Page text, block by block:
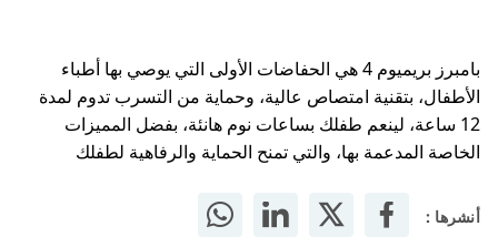
بامبرز بريميوم 4 هي الحفاضات الأولى التي يوصي بها أطباء
الأطفال، بتقنية امتصاص عالية، وحماية من التسرب تدوم لمدة
12 ساعة، لينعم طفلك بساعات نوم هانئة، بفضل المميزات
الخاصة المدعمة بها، والتي تمنح الحماية والرفاهية لطفلك
أنشرها :